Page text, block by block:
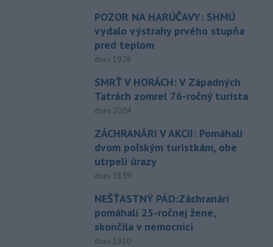
POZOR NA HARÚČAVY: SHMÚ
vydalo výstrahy prvého stupňa
pred teplom
dnes 19:28
SMRŤ V HORÁCH: V Západných
Tatrách zomrel 76-ročný turista
dnes 20:04
ZÁCHRANÁRI V AKCII: Pomáhali
dvom poľským turistkám, obe
utrpeli úrazy
dnes 18:39
NEŠŤASTNÝ PÁD:Záchranári
pomáhali 25-ročnej žene,
skončila v nemocnici
dnes 19:10